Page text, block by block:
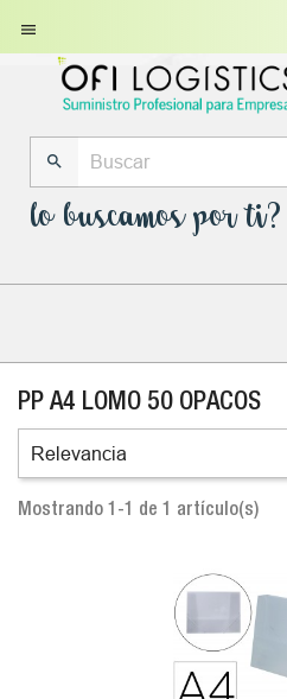


lo buscamos por ti?
PP A4 LOMO 50 OPACOS
Relevancia
Mostrando 1-1 de 1 artículo(s)